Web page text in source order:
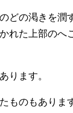
どの渇きを潤
れた上部のへ
ります。
ものもありま